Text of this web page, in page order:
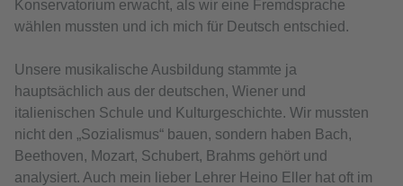
Konservatorium erwacht, als wir eine Fremdsprache
wählen mussten und ich mich für Deutsch entschied.
Unsere musikalische Ausbildung stammte ja
hauptsächlich aus der deutschen, Wiener und
italienischen Schule und Kulturgeschichte. Wir mussten
nicht den „Sozialismus“ bauen, sondern haben Bach,
Beethoven, Mozart, Schubert, Brahms gehört und
analysiert. Auch mein lieber Lehrer Heino Eller hat oft im